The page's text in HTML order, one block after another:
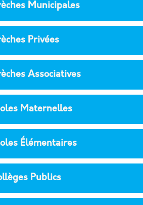
Municipales
Privées
Associatives
Maternelles
Élémentaires
Publics